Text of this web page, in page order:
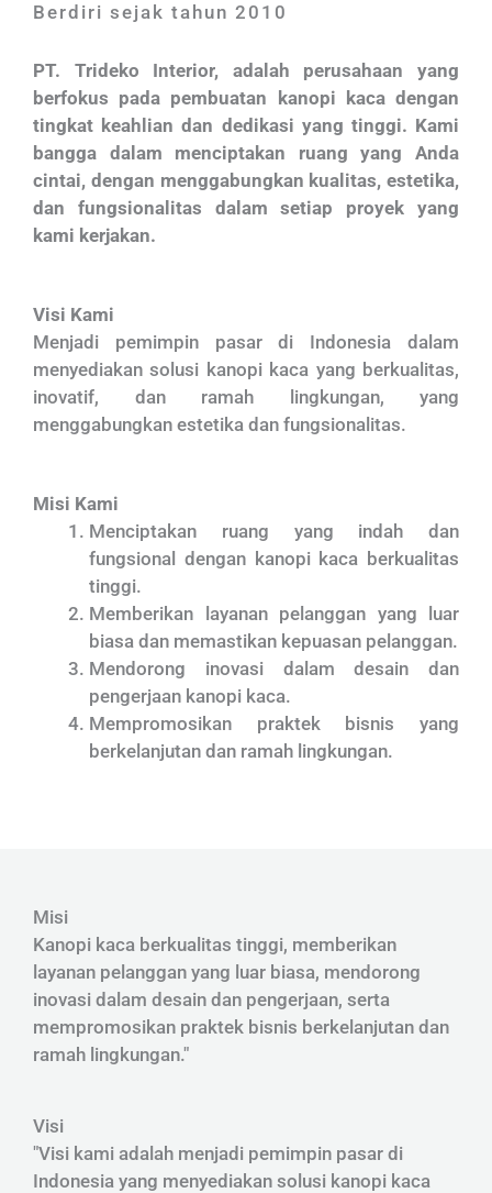
Berdiri sejak tahun 2010
PT. Trideko Interior, adalah perusahaan yang
berfokus pada pembuatan kanopi kaca dengan
tingkat keahlian dan dedikasi yang tinggi. Kami
bangga dalam menciptakan ruang yang Anda
cintai, dengan menggabungkan kualitas, estetika,
dan fungsionalitas dalam setiap proyek yang
kami kerjakan.
Visi Kami
Menjadi pemimpin pasar di Indonesia dalam
menyediakan solusi kanopi kaca yang berkualitas,
inovatif, dan ramah lingkungan, yang
menggabungkan estetika dan fungsionalitas.
Misi Kami
Menciptakan ruang yang indah dan
fungsional dengan kanopi kaca berkualitas
tinggi.
Memberikan layanan pelanggan yang luar
biasa dan memastikan kepuasan pelanggan.
Mendorong inovasi dalam desain dan
pengerjaan kanopi kaca.
Mempromosikan praktek bisnis yang
berkelanjutan dan ramah lingkungan.
Misi
Kanopi kaca berkualitas tinggi, memberikan
layanan pelanggan yang luar biasa, mendorong
inovasi dalam desain dan pengerjaan, serta
mempromosikan praktek bisnis berkelanjutan dan
ramah lingkungan."
Visi
"Visi kami adalah menjadi pemimpin pasar di
Indonesia yang menyediakan solusi kanopi kaca